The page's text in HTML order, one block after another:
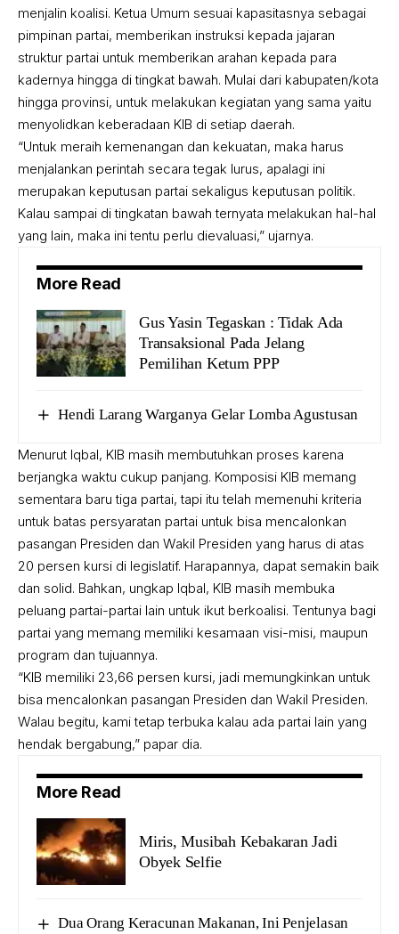
menjalin koalisi. Ketua Umum sesuai kapasitasnya sebagai
pimpinan partai, memberikan instruksi kepada jajaran
struktur partai untuk memberikan arahan kepada para
kadernya hingga di tingkat bawah. Mulai dari kabupaten/kota
hingga provinsi, untuk melakukan kegiatan yang sama yaitu
menyolidkan keberadaan KIB di setiap daerah.
“Untuk meraih kemenangan dan kekuatan, maka harus
menjalankan perintah secara tegak lurus, apalagi ini
merupakan keputusan partai sekaligus keputusan politik.
Kalau sampai di tingkatan bawah ternyata melakukan hal-hal
yang lain, maka ini tentu perlu dievaluasi,” ujarnya.
More Read
Gus Yasin Tegaskan : Tidak Ada
Transaksional Pada Jelang
Pemilihan Ketum PPP
Hendi Larang Warganya Gelar Lomba Agustusan
Menurut Iqbal, KIB masih membutuhkan proses karena
berjangka waktu cukup panjang. Komposisi KIB memang
sementara baru tiga partai, tapi itu telah memenuhi kriteria
untuk batas persyaratan partai untuk bisa mencalonkan
pasangan Presiden dan Wakil Presiden yang harus di atas
20 persen kursi di legislatif. Harapannya, dapat semakin baik
dan solid. Bahkan, ungkap Iqbal, KIB masih membuka
peluang partai-partai lain untuk ikut berkoalisi. Tentunya bagi
partai yang memang memiliki kesamaan visi-misi, maupun
program dan tujuannya.
“KIB memiliki 23,66 persen kursi, jadi memungkinkan untuk
bisa mencalonkan pasangan Presiden dan Wakil Presiden.
Walau begitu, kami tetap terbuka kalau ada partai lain yang
hendak bergabung,” papar dia.
More Read
Miris, Musibah Kebakaran Jadi
Obyek Selfie
Dua Orang Keracunan Makanan, Ini Penjelasan